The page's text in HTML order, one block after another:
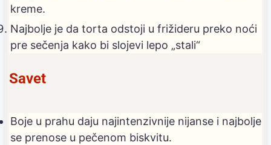
kreme.
Najbolje je da torta odstoji u frižideru preko noći
pre sečenja kako bi slojevi lepo „stali“
Savet
Boje u prahu daju najintenzivnije nijanse i najbolje
se prenose u pečenom biskvitu.